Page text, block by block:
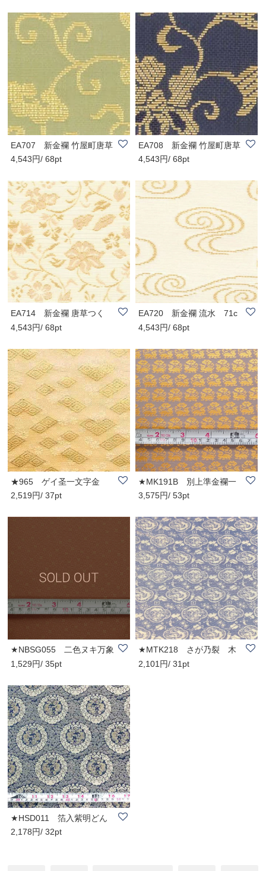
EA707 新金襴 竹屋町唐草
緑 71cm巾(尺..
4,543円/ 68pt
EA708 新金襴 竹屋町唐草
紺 71cm巾(尺..
4,543円/ 68pt
EA714 新金襴 唐草つく
し 71cm巾(尺売)
4,543円/ 68pt
EA720 新金襴 流水 71c
m巾(尺売)
4,543円/ 68pt
★965 ゲイ圣一文字金
襴 (尺売)
2,519円/ 37pt
★MK191B 別上準金襴一
文字 薄茶地 霊芝..
3,575円/ 53pt
★NBSG055 二色ヌキ万象
裂 橙地 小紋（..
1,529円/ 35pt
★MTK218 さが乃裂 木
瓜龍に宝尽し(尺売)
2,101円/ 31pt
★HSD011 箔入紫明どん
す (尺売)
2,178円/ 32pt